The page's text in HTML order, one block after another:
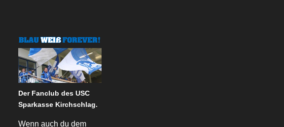
Der Fanclub des USC
Sparkasse Kirchschlag.
Wenn auch du dem